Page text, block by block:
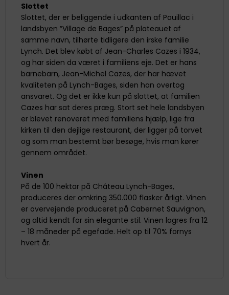
Slottet
Slottet, der er beliggende i udkanten af Pauillac i
landsbyen ”Village de Bages” på plateauet af
samme navn, tilhørte tidligere den irske familie
Lynch. Det blev købt af Jean-Charles Cazes i 1934,
og har siden da været i familiens eje. Det er hans
barnebarn, Jean-Michel Cazes, der har hævet
kvaliteten på Lynch-Bages, siden han overtog
ansvaret. Og det er ikke kun på slottet, at familien
Cazes har sat deres præg. Stort set hele landsbyen
er blevet renoveret med familiens hjælp, lige fra
kirken til den dejlige restaurant, der ligger på torvet
og som man bestemt bør besøge, hvis man kører
gennem området.
Vinen
På de 100 hektar på Château Lynch-Bages,
produceres der omkring 350.000 flasker årligt. Vinen
er overvejende produceret på Cabernet Sauvignon,
og altid kendt for sin elegante stil. Vinen lagres fra 12
– 18 måneder på egefade. Helt op til 70% fornys
hvert år.